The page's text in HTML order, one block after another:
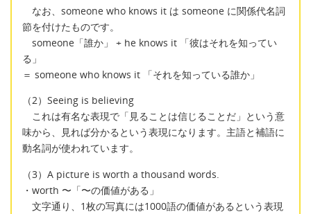
なお、someone who knows it は someone に関係代名詞
節を付けたものです。
someone「誰か」 + he knows it 「彼はそれを知ってい
る」
＝ someone who knows it 「それを知っている誰か」
（2）Seeing is believing
これは有名な表現で「見ることは信じることだ」という意
味から、見れば分かるという表現になります。主語と補語に
動名詞が使われています。
（3）A picture is worth a thousand words.
・worth 〜「〜の価値がある」
文字通り、1枚の写真には1000語の価値があるという表現